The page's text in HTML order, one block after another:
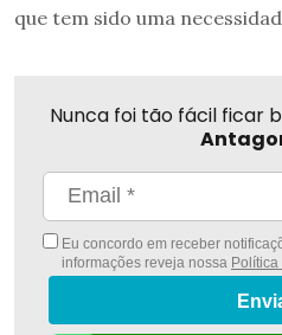
que tem sido uma
Nunca foi tão fácil ficar
Eu concordo em receber
informações reveja nossa Política